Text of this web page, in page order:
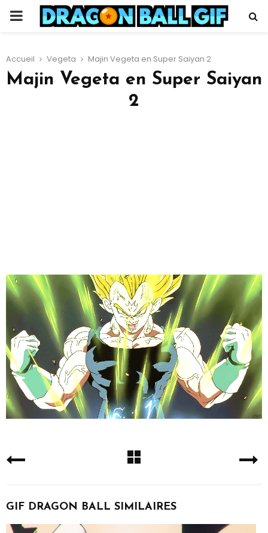
PRIMARY
Accueil Vegeta Majin Vegeta en Super Saiyan 2
Majin Vegeta en Super Saiyan
2
GIF DRAGON BALL SIMILAIRES